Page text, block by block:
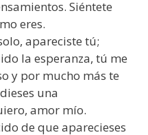
Siéntete
eres.
apareciste tú;
la esperanza, tú me
y por mucho más te
una
amor mío.
de que aparecieses